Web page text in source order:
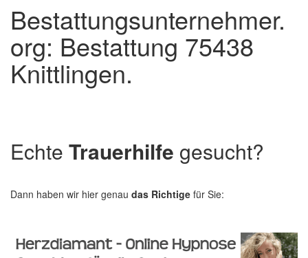
Bestattungsunternehmer.
org: Bestattung 75438
Knittlingen.
Echte Trauerhilfe gesucht?
Dann haben wir hier genau das Richtige für Sie: